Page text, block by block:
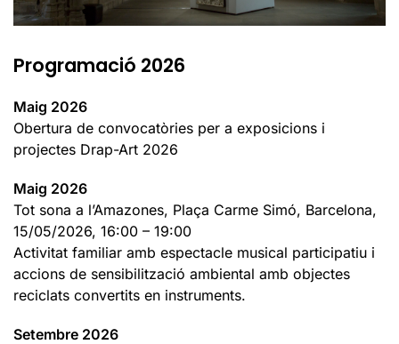
Programació 2026
Maig 2026
Obertura de convocatòries per a exposicions i
projectes Drap-Art 2026
Maig 2026
Tot sona a l’Amazones, Plaça Carme Simó, Barcelona,
15/05/2026, 16:00 – 19:00
Activitat familiar amb espectacle musical participatiu i
accions de sensibilització ambiental amb objectes
reciclats convertits en instruments.
Setembre 2026